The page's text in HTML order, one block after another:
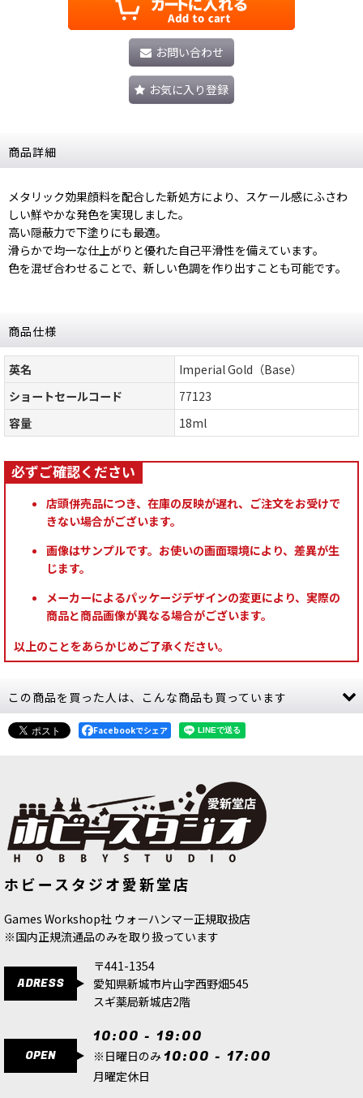
お問い合わせ
お気に入り登録
商品詳細
メタリック効果顔料を配合した新処方により、スケール感にふさわ
しい鮮やかな発色を実現しました。
高い隠蔽力で下塗りにも最適。
滑らかで均一な仕上がりと優れた自己平滑性を備えています。
色を混ぜ合わせることで、新しい色調を作り出すことも可能です。
商品仕様
英名
Imperial Gold（Base）
ショートセールコード
77123
容量
18ml
店頭併売品につき、在庫の反映が遅れ、ご注文をお受けで
きない場合がございます。
画像はサンプルです。お使いの画面環境により、差異が生
じます。
メーカーによるパッケージデザインの変更により、実際の
商品と商品画像が異なる場合がございます。
以上のことをあらかじめご了承ください。
この商品を買った人は、こんな商品も買っています
バー(ベース色)[77121]
ド(シェード色)
Facebookでシェア
ホビースタジオ愛新堂店
Games Workshop社 ウォーハンマー正規取扱店
※国内正規流通品のみを取り扱っています
ADRESS
〒441-1354
愛知県新城市片山字西野畑545
スギ薬局新城店2階
OPEN
10:00 - 19:00
※日曜日のみ 10:00 - 17:00
月曜定休日